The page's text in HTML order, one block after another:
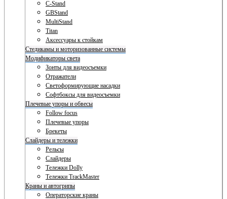
C-Stand
GBStand
MultiStand
Titan
Аксессуары к стойкам
Стедикамы и моторизованные системы
Модификаторы света
Зонты для видеосъемки
Отражатели
Светоформирующие насадки
Софтбоксы для видеосъемки
Плечевые упоры и обвесы
Follow focus
Плечевые упоры
Брекеты
Слайдеры и тележки
Рельсы
Слайдеры
Тележки Dolly
Тележки TrackMaster
Краны и автогрипы
Операторские краны